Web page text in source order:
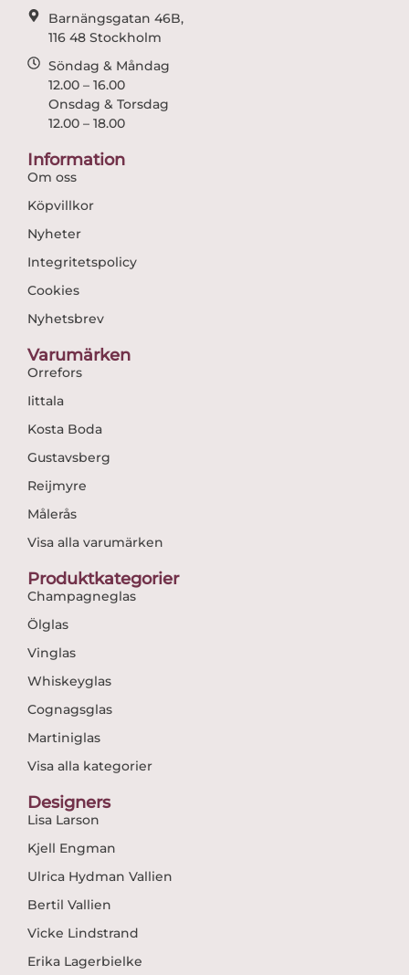
Barnängsgatan 46B,
116 48 Stockholm
Söndag & Måndag
12.00 – 16.00
Onsdag & Torsdag
12.00 – 18.00
Information
Om oss
Köpvillkor
Nyheter
Integritetspolicy
Cookies
Nyhetsbrev
Varumärken
Orrefors
Iittala
Kosta Boda
Gustavsberg
Reijmyre
Målerås
Visa alla varumärken
Produktkategorier
Champagneglas
Ölglas
Vinglas
Whiskeyglas
Cognagsglas
Martiniglas
Visa alla kategorier
Designers
Lisa Larson
Kjell Engman
Ulrica Hydman Vallien
Bertil Vallien
Vicke Lindstrand
Erika Lagerbielke